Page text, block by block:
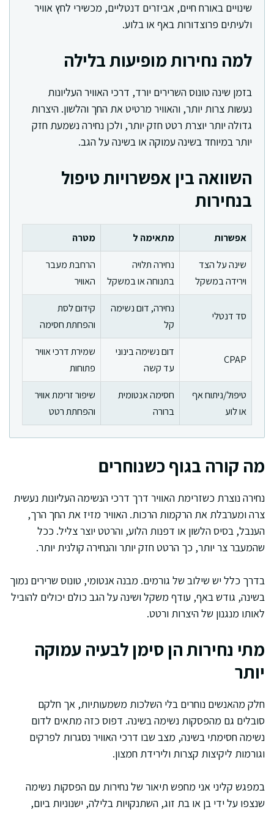
שינויים באורח חיים, אביזרים דנטליים, מכשירי לחץ אוויר
ולעיתים פרוצדורות באף או בלוע.
למה נחירות מופיעות בלילה
בזמן שינה טונוס השרירים יורד, דרכי האוויר העליונות
נעשות צרות יותר, והאוויר מרטיט את החך והלשון. היצרות
גדולה יותר יוצרת רטט חזק יותר, ולכן נחירה נשמעת חזק
יותר במיוחד בשינה עמוקה או בשינה על הגב.
השוואה בין אפשרויות טיפול
בנחירות
אפשרות מתאימה ל
מטרה
שינה על הצד
וירידה במשקל
נחירה תלויה
בתנוחה או במשקל
הרחבת מעבר
האוויר
סד דנטלי
נחירה, דום נשימה
קל
קידום לסת
והפחתת חסימה
CPAP
דום נשימה בינוני
עד קשה
שמירת דרכי אוויר
פתוחות
טיפול/ניתוח אף
או לוע
חסימה אנטומית
ברורה
שיפור זרימת אוויר
והפחתת רטט
מה קורה בגוף כשנוחרים
נחירה נוצרת כשזרימת האוויר דרך דרכי הנשימה העליונות נעשית
צרה ומערבלת את הרקמות הרכות. האוויר מזיז את החך הרך,
הענבל, בסיס הלשון או דפנות הלוע, והרטט יוצר צליל. ככל
שהמעבר צר יותר, כך הרטט חזק יותר והנחירה קולנית יותר.
בדרך כלל יש שילוב של גורמים. מבנה אנטומי, טונוס שרירים נמוך
בשינה, גודש באף, עודף משקל ושינה על הגב כולם יכולים להוביל
לאותו מנגנון של היצרות ורטט.
מתי נחירות הן סימן לבעיה עמוקה
יותר
חלק מהאנשים נוחרים בלי השלכות משמעותיות, אך חלקם
סובלים גם מהפסקות נשימה בשינה. דפוס כזה מתאים לדום
נשימה חסימתי בשינה, מצב שבו דרכי האוויר נסגרות לפרקים
וגורמות ליקיצות קצרות ולירידת חמצון.
במפגש קליני אני מחפש תיאור של נחירות עם הפסקות נשימה
שנצפו על ידי בן או בת זוג, השתנקויות בלילה, ישנוניות ביום,